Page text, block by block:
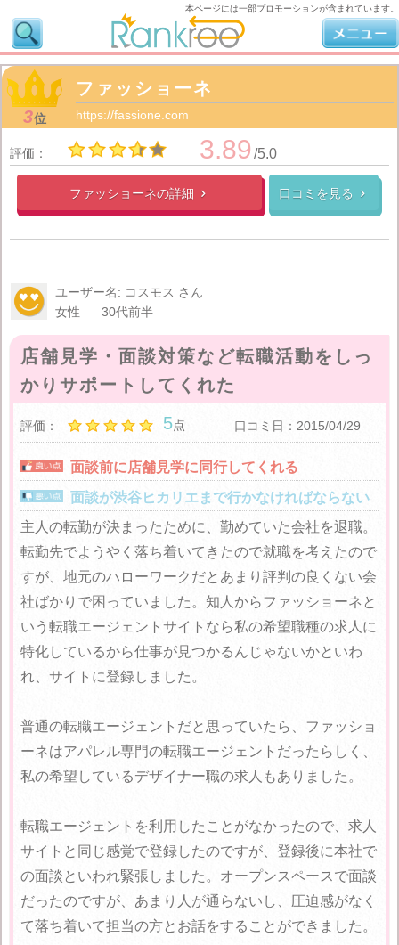
3位
ファッショーネ
https://fassione.com
評価： 3.89 /5.0
ファッショーネの詳細  口コミを見る 
ユーザー名: コスモス さん
女性
30代前半
店舗見学・面談対策など転職活動をしっ
かりサポートしてくれた
評価： 5点 口コミ日：2015/04/29
面談前に店舗見学に同行してくれる
面談が渋谷ヒカリエまで行かなければならない
主人の転勤が決まったために、勤めていた会社を退職。
転勤先でようやく落ち着いてきたので就職を考えたので
すが、地元のハローワークだとあまり評判の良くない会
社ばかりで困っていました。知人からファッショーネと
いう転職エージェントサイトなら私の希望職種の求人に
特化しているから仕事が見つかるんじゃないかといわ
れ、サイトに登録しました。
普通の転職エージェントだと思っていたら、ファッショ
ーネはアパレル専門の転職エージェントだったらしく、
私の希望しているデザイナー職の求人もありました。
転職エージェントを利用したことがなかったので、求人
サイトと同じ感覚で登録したのですが、登録後に本社で
の面談といわれ緊張しました。オープンスペースで面談
だったのですが、あまり人が通らないし、圧迫感がなく
て落ち着いて担当の方とお話をすることができました。
本ページには一部プロモーションが含まれています。